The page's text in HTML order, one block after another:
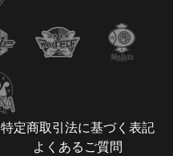
特定商取引法に基づく表記
よくあるご質問